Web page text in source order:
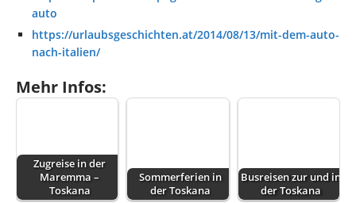
auto
https://urlaubsgeschichten.at/2014/08/13/mit-dem-auto-
nach-italien/
Mehr Infos:
Zugreise in der
Maremma –
Toskana
Sommerferien in
der Toskana
Busreisen zur und in
der Toskana